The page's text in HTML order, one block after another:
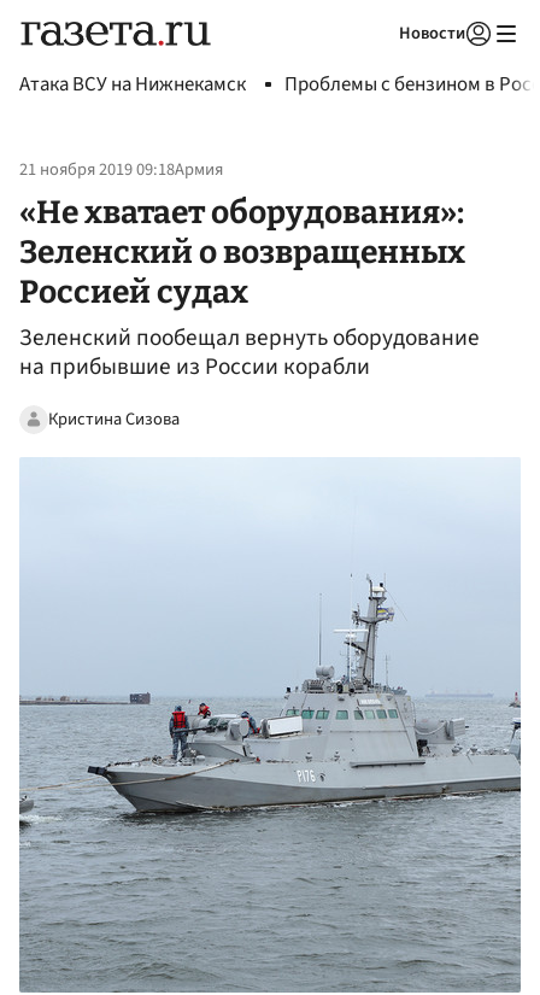
Новости
Атака ВСУ на Нижнекамск Проблемы с бензином в
21 ноября 2019 09:18Армия
«Не хватает оборудования»:
Зеленский о возвращенных
Россией судах
Зеленский пообещал вернуть оборудование
на прибывшие из России корабли
Кристина Сизова